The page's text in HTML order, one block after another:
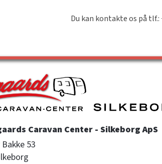
Du kan kontakte os på tlf.:
Caravan Center - Silkeborg ApS
53